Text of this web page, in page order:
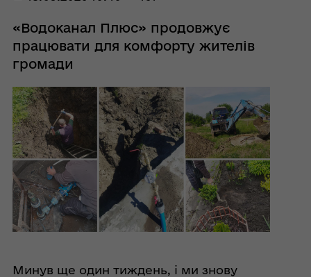
«Водоканал Плюс» продовжує
працювати для комфорту жителів
громади
Минув ще один тиждень, і ми знову